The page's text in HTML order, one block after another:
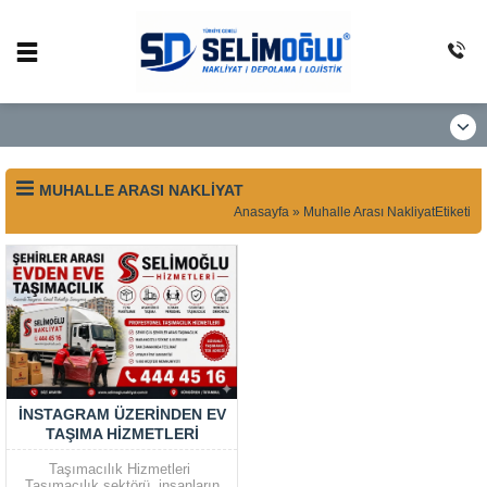
MUHALLE ARASI NAKLIYAT
Anasayfa » Muhalle Arası NakliyatEtiketi
İNSTAGRAM ÜZERINDEN EV
TAŞIMA HIZMETLERI
Taşımacılık Hizmetleri